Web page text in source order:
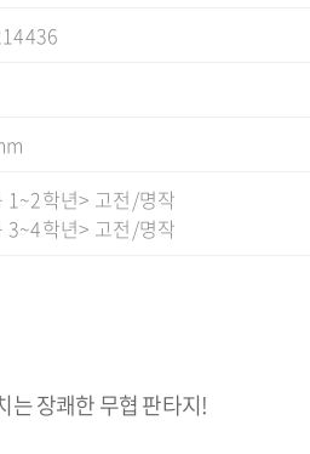
1~2학년> 고전/명작
3~4학년> 고전/명작
는 장쾌한 무협 판타지!